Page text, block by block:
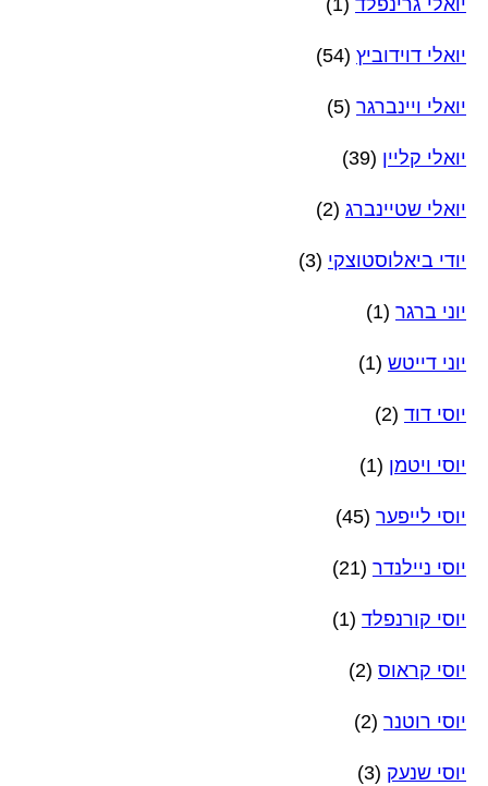
יואלי גרינפלד (1)
יואלי דוידוביץ (54)
יואלי ויינברגר (5)
יואלי קליין (39)
יואלי שטיינברג (2)
יודי ביאלוסטוצקי (3)
יוני ברגר (1)
יוני דייטש (1)
יוסי דוד (2)
יוסי ויטמן (1)
יוסי לייפער (45)
יוסי ניילנדר (21)
יוסי קורנפלד (1)
יוסי קראוס (2)
יוסי רוטנר (2)
יוסי שנעק (3)